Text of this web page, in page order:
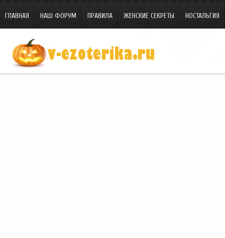
ГЛАВНАЯ НАШ ФОРУМ ПРАВИЛА ЖЕНСКИЕ СЕКРЕТЫ НОСТАЛЬГИЯ
Site.ru